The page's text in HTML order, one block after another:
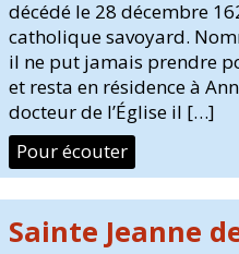
décédé le 28 décembre
catholique savoyard.
il ne put jamais prendre
et resta en résidence à
docteur de l’Église il […]
Pour écouter
Sainte Jeanne